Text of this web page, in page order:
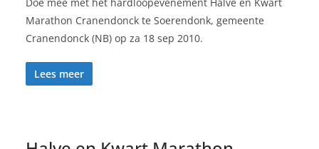
Marathon Cranendonck te Soerendonk, gemeente
Cranendonck (NB) op za 18 sep 2010.
Lees meer